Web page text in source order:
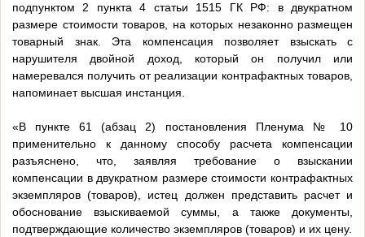
подпунктом 2 пункта 4 статьи 1515 ГК РФ: в двукратном
размере стоимости товаров, на которых незаконно размещен
товарный знак. Эта компенсация позволяет взыскать с
нарушителя двойной доход, который он получил или
намеревался получить от реализации контрафактных товаров,
напоминает высшая инстанция.
«В пункте 61 (абзац 2) постановления Пленума № 10
применительно к данному способу расчета компенсации
разъяснено, что, заявляя требование о взыскании
компенсации в двукратном размере стоимости контрафактных
экземпляров (товаров), истец должен представить расчет и
обоснование взыскиваемой суммы, а также документы,
подтверждающие количество экземпляров (товаров) и их цену.